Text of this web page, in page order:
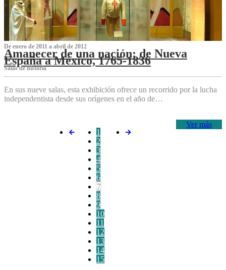
De enero de 2011 a abril de 2012
Amanecer de una nación: de Nueva
España a México, 1765-1836
Salas de historia
En sus nueve salas, esta exhibición ofrece un recorrido por la lucha
independentista desde sus orígenes en el año de…
Ver más
1
2
3
4
5
6
7
8
9
10
11
12
13
14
15